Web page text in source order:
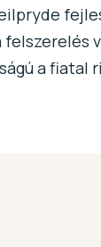
a fiatal